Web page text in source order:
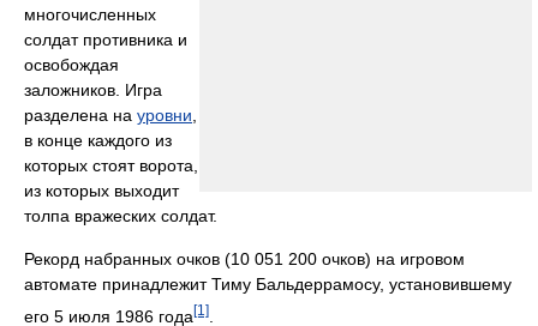
многочисленных
солдат противника и
освобождая
заложников. Игра
разделена на уровни
в конце каждого из
которых стоят ворота,
из которых выходит
толпа вражеских солдат.
Рекорд набранных очков (10 051 200 очков) на игровом
автомате принадлежит Тиму Бальдеррамосу, установившему
его 5 июля 1986 года[1]